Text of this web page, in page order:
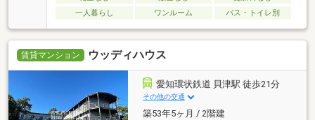
一人暮らし
ワンルーム バス・トイレ別
賃貸マンション ウッディハウス
愛知環状鉄道 貝津駅 徒歩21分
その他の交通
築53年5ヶ月 / 2階建